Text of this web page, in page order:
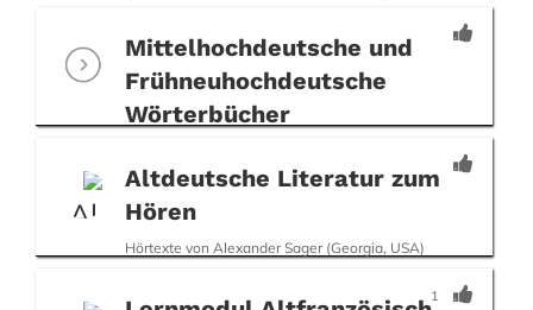
Mittelhochdeutsche und
Frühneuhochdeutsche
Wörterbücher
Altdeutsche Literatur zum
Hören
Hörtexte von Alexander Sager (Georgia, USA)
1